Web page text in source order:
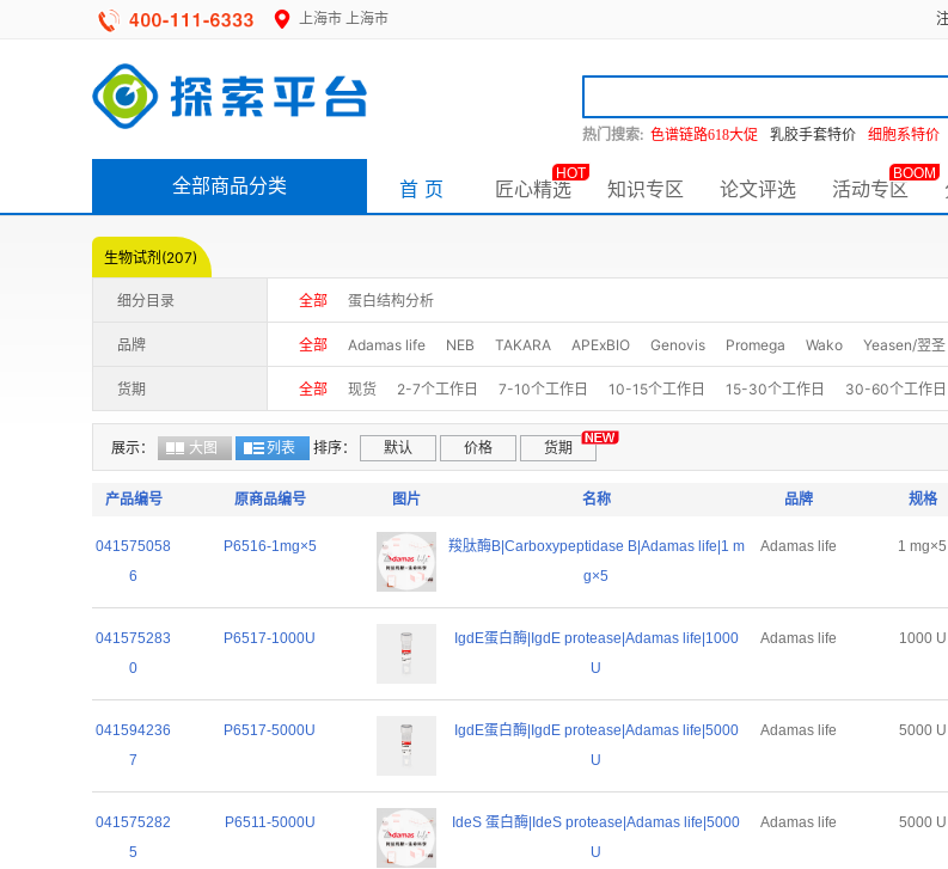
上海市 上海市
热门搜索: 色谱链路618大促 乳胶手套特价 细胞系特价
全部商品分类 首 页 匠心精选
HOT
知识专区 论文评选 活动专区
BOOM
生物试剂(207)
细分目录 全部 蛋白结构分析
品牌 全部 Adamas life NEB TAKARA APExBIO Genovis Promega Wako Yeasen/翌圣
货期 全部 现货 2-7个工作日 7-10个工作日 10-15个工作日 15-30个工作日 30-60个工作日
展示： 大图 列表 排序： 默认 价格 货期
产品编号 原商品编号 图片 名称 品牌 规格
041575058
6
P6516-1mg×5
羧肽酶B|Carboxypeptidase B|Adamas life|1 m
g×5
Adamas life 1 mg×5
041575283
0
P6517-1000U
IgdE蛋白酶|IgdE protease|Adamas life|1000
U
Adamas life 1000 U
041594236
7
P6517-5000U
IgdE蛋白酶|IgdE protease|Adamas life|5000
U
Adamas life 5000 U
041575282
5
P6511-5000U
IdeS 蛋白酶|IdeS protease|Adamas life|5000
U
Adamas life 5000 U